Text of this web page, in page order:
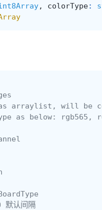
, colorType:
arraylist, will be
as below: rgb565,
认间隔